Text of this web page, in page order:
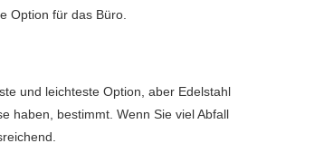
Option für das Büro.
und leichteste Option, aber Edelstahl
haben, bestimmt. Wenn Sie viel Abfall